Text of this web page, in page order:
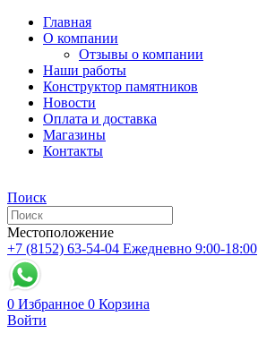
Главная
О компании
Отзывы о компании
Наши работы
Конструктор памятников
Новости
Оплата и доставка
Магазины
Контакты
Поиск
Местоположение
+7 (8152) 63-54-04 Ежедневно 9:00-18:00
0 Избранное 0 Корзина
Войти